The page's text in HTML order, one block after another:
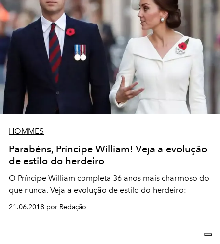
HOMMES
Parabéns, Príncipe William! Veja a evolução
de estilo do herdeiro
O Príncipe William completa 36 anos mais charmoso do
que nunca. Veja a evolução de estilo do herdeiro:
21.06.2018 por Redação